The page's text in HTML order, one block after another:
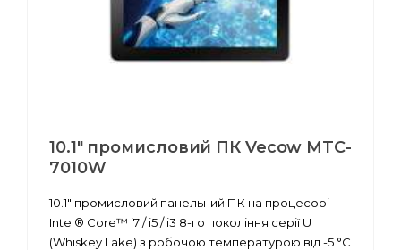
10.1" промисловий ПК Vecow MTC-
7010W
10.1" промисловий панельний ПК на процесорі
Intel® Core™ i7 / i5 / i3 8-го покоління серії U
(Whiskey Lake) з робочою температурою від -5 °C